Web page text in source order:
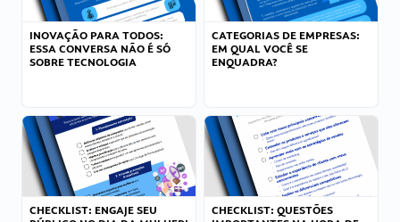
INOVAÇÃO PARA TODOS:
ESSA CONVERSA NÃO É SÓ
SOBRE TECNOLOGIA
CATEGORIAS DE EMPRESAS:
EM QUAL VOCÊ SE
ENQUADRA?
CHECKLIST: ENGAJE SEU
CHECKLIST: QUESTÕES